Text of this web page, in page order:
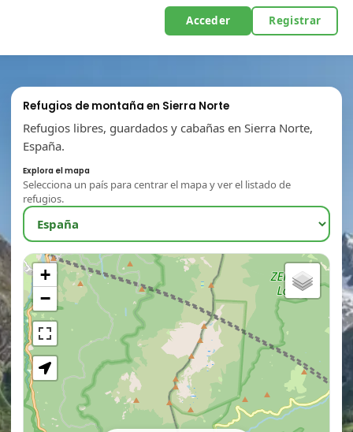
Acceder Registrar
Refugios de montaña en Sierra Norte
Refugios libres, guardados y cabañas en Sierra Norte,
España.
Explora el mapa
Selecciona un país para centrar el mapa y ver el listado de
refugios.
+
−